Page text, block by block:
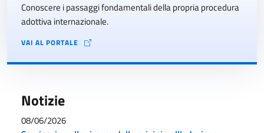
Conoscere i passaggi fondamentali della propria procedura
adottiva internazionale.
VAI AL PORTALE
Notizie
08/06/2026